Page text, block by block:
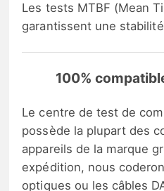
Les tests MTBF (Mean
garantissent une
100%
Le centre de test de
possède la plupart des
appareils de la marque
expédition, nous
optiques ou les câbles